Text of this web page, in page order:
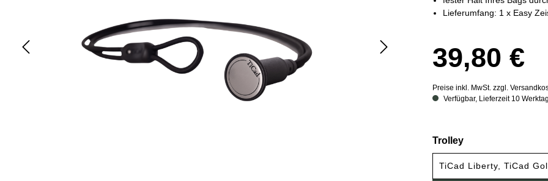
Lieferumfang: 1 x Easy
39,80 €
Preise inkl. MwSt. zzgl.
Verfügbar, Lieferzeit 10
Trolleyauswählen
TiCad Liberty, TiCad